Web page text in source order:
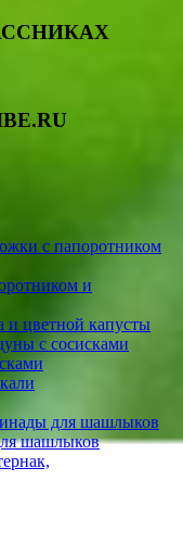
с папоротником
и
и цветной капусты
с сосисками
для шашлыков
шашлыков